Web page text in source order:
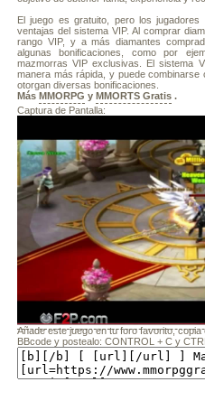
El juego es gratuito, pero los
ventajas del sistema VIP. Al comprar
rango VIP, y a más diamantes
algunas bonificaciones, como por
mazmorras VIP exclusivas. El sistema
manera más rápida, y puede
otorgan diversas bonificaciones.
Más MMORPG y MMORTS Gratis .
Captura de Pantalla:
Añade este juego en tu foro favorito, copia
BBcode y postealo: CONTROL + C y